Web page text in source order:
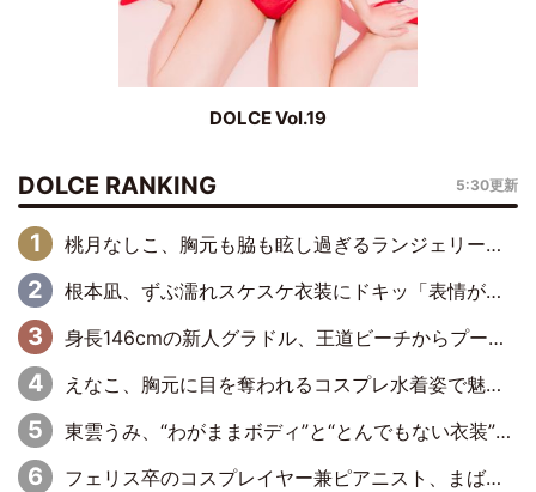
DOLCE Vol.19
DOLCE RANKING 5:30更新
桃月なしこ、胸元も脇も眩し過ぎるランジェリー＆ビキニ姿を披露「なしこたそ最強」「セクシーでゴージャスで大きなボリューム」
根本凪、ずぶ濡れスケスケ衣装にドキッ「表情が良過ぎる」「ねもちゃんの眼差しにドキドキが止まらない」
身長146cmの新人グラドル、王道ビーチからプールサイドそしてゴールドビキニまで…DVDデビュー作で躍動
えなこ、胸元に目を奪われるコスプレ水着姿で魅了「群を抜く美しさと華やかさ」「えなこりんの千咲は破壊力がスゴい」
東雲うみ、“わがままボディ”と“とんでもない衣装”で誘惑「パーフェクトなスタイル」「くびれがステキ」「やみつきになるボディ」
フェリス卒のコスプレイヤー兼ピアニスト、まばゆいばかりのグラビアショット